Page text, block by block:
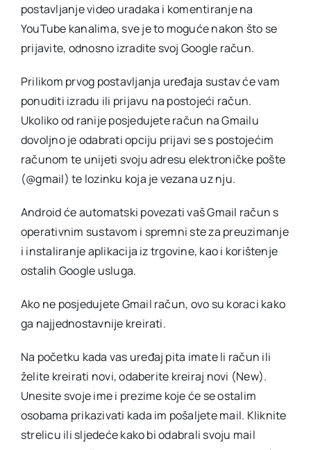
postavljanje video uradaka i komentiranje na
YouTube kanalima, sve je to moguće nakon što se
prijavite, odnosno izradite svoj Google račun.
Prilikom prvog postavljanja uređaja sustav će vam
ponuditi izradu ili prijavu na postojeći račun.
Ukoliko od ranije posjedujete račun na Gmailu
dovoljno je odabrati opciju prijavi se s postojećim
računom te unijeti svoju adresu elektroničke pošte
(@gmail) te lozinku koja je vezana uz nju.
Android će automatski povezati vaš Gmail račun s
operativnim sustavom i spremni ste za preuzimanje
i instaliranje aplikacija iz trgovine, kao i korištenje
ostalih Google usluga.
Ako ne posjedujete Gmail račun, ovo su koraci kako
ga najjednostavnije kreirati.
Na početku kada vas uređaj pita imate li račun ili
želite kreirati novi, odaberite kreiraj novi (New).
Unesite svoje ime i prezime koje će se ostalim
osobama prikazivati kada im pošaljete mail. Kliknite
strelicu ili sljedeće kako bi odabrali svoju mail